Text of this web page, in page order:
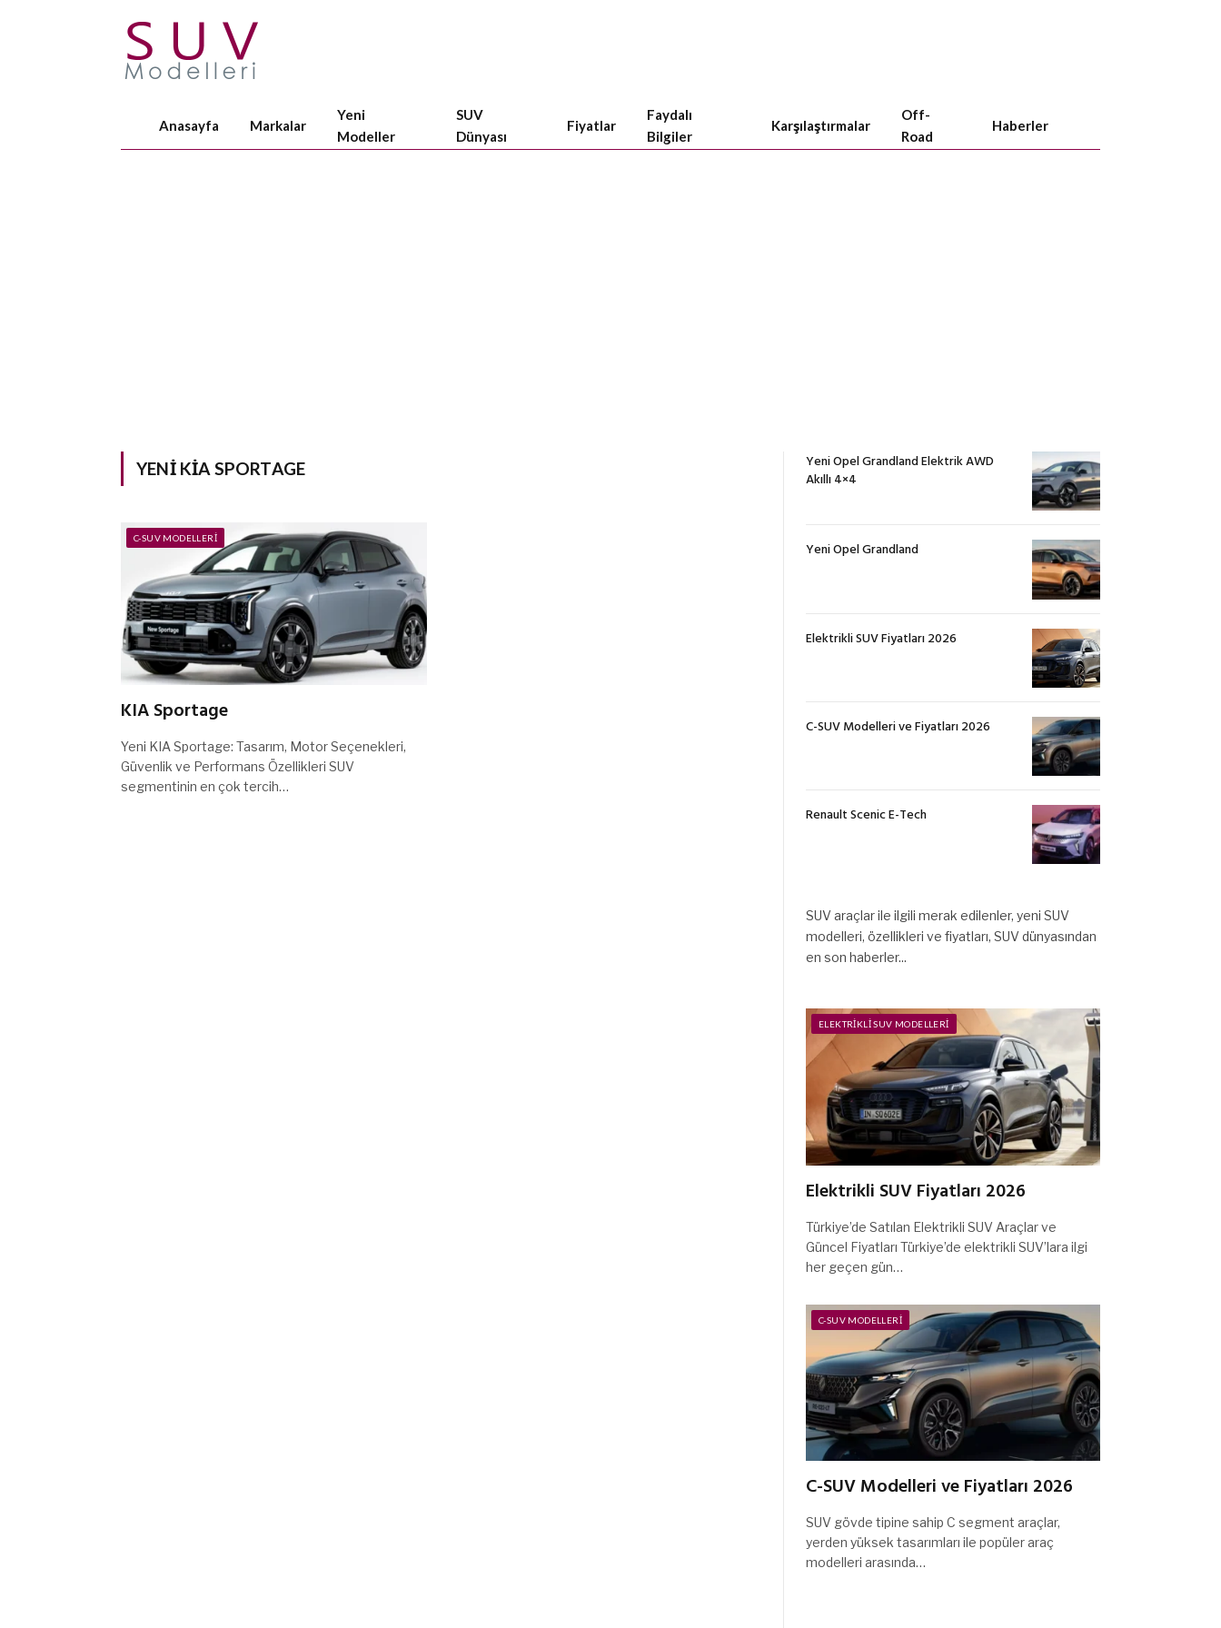
Anasayfa Markalar
Yeni
Modeller
SUV
Dünyası
Fiyatlar
Faydalı
Bilgiler
Karşılaştırmalar
Off-
Road
Haberler
YENI KIA SPORTAGE
C-SUV MODELLERI
KIA Sportage
Yeni KIA Sportage: Tasarım, Motor Seçenekleri,
Güvenlik ve Performans Özellikleri SUV
segmentinin en çok tercih…
Yeni Opel Grandland Elektrik AWD
Akıllı 4×4
Yeni Opel Grandland
Elektrikli SUV Fiyatları 2026
C-SUV Modelleri ve Fiyatları 2026
Renault Scenic E-Tech
SUV araçlar ile ilgili merak edilenler, yeni SUV
modelleri, özellikleri ve fiyatları, SUV dünyasından
en son haberler...
ELEKTRIKLI SUV MODELLERI
Elektrikli SUV Fiyatları 2026
Türkiye’de Satılan Elektrikli SUV Araçlar ve
Güncel Fiyatları Türkiye’de elektrikli SUV’lara ilgi
her geçen gün…
C-SUV MODELLERI
C-SUV Modelleri ve Fiyatları 2026
SUV gövde tipine sahip C segment araçlar,
yerden yüksek tasarımları ile popüler araç
modelleri arasında…